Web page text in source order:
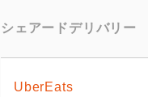
シェアードデリバリー
UberEats